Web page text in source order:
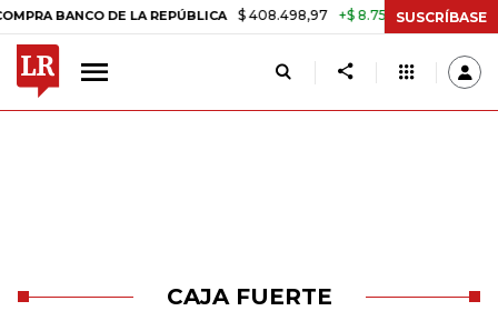
BANCO DE LA REPÚBLICA $ 408.498,97 +$ 8.753,81 +2,19% TASA
SUSCRÍBASE
CAJA FUERTE